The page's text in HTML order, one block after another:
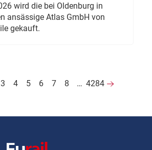
wird die bei Oldenburg in
ansässige Atlas GmbH von
gekauft.
3 4 5 6 7 8 … 4284